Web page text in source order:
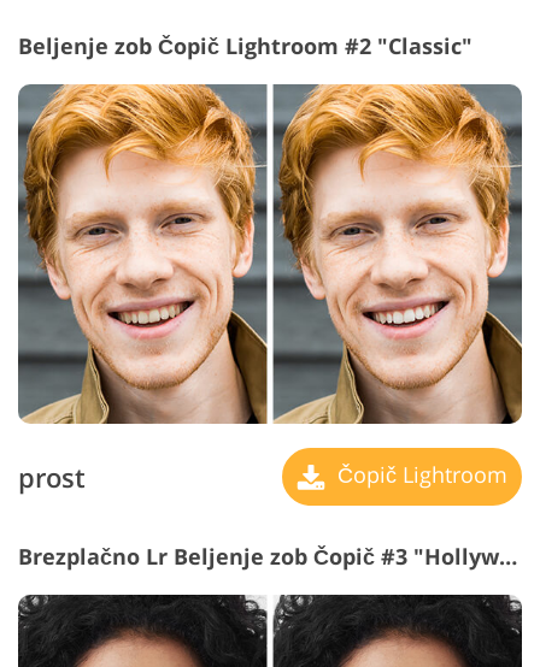
Beljenje zob Čopič Lightroom #2 "Classic"
prost Čopič Lightroom
Brezplačno Lr Beljenje zob Čopič #3 "Hollywood smile"